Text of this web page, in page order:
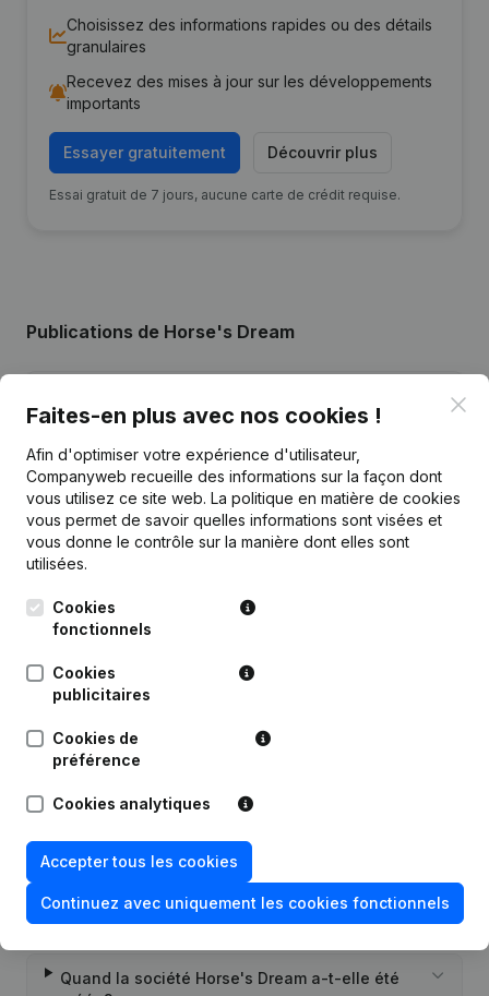
Choisissez des informations rapides ou des détails
granulaires
Recevez des mises à jour sur les développements
importants
Essayer gratuitement Découvrir plus
Essai gratuit de 7 jours, aucune carte de crédit requise.
Publications de Horse's Dream
01-09-2025
Demissions, Nominations -
Assemblée générale
12-12-2012 Demissions, Nominations
10-03-2004
Questions fréquemment posées
Dream?
Quel est l'identifiant PEPPOL de Horse's Dream?
Quand la société Horse's Dream a-t-elle été
Faites-en plus avec nos cookies !
Afin d'optimiser votre expérience d'utilisateur,
Companyweb recueille des informations sur la façon dont
vous utilisez ce site web. La politique en matière de cookies
vous permet de savoir quelles informations sont visées et
vous donne le contrôle sur la manière dont elles sont
utilisées.
Cookies
fonctionnels
Cookies
publicitaires
Cookies de
préférence
Cookies analytiques
Accepter tous les cookies
Continuez avec uniquement les cookies fonctionnels